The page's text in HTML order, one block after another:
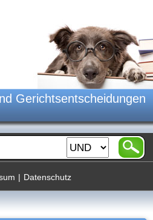
Gerichtsentscheidungen
| Datenschutz